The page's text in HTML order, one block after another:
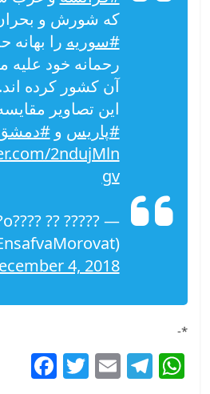
که شورش و
#سوریه را بهانه
رحمانه خود علیه
آن کشور کرده اند.
این تصاویر
#پاریس و
2ndujMln
gv
?? ?ò?o???
4, 2018
*-
W
T
E
T